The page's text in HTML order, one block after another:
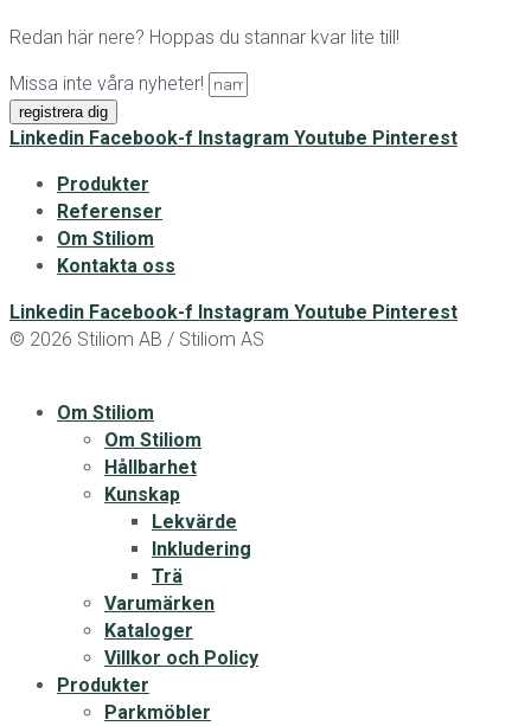
Redan här nere? Hoppas du stannar kvar lite till!
Missa inte våra nyheter!
registrera dig
Linkedin Facebook-f Instagram Youtube Pinterest
Produkter
Referenser
Om Stiliom
Kontakta oss
Linkedin Facebook-f Instagram Youtube Pinterest
© 2026 Stiliom AB / Stiliom AS
Om Stiliom
Om Stiliom
Hållbarhet
Kunskap
Lekvärde
Inkludering
Trä
Varumärken
Kataloger
Villkor och Policy
Produkter
Parkmöbler